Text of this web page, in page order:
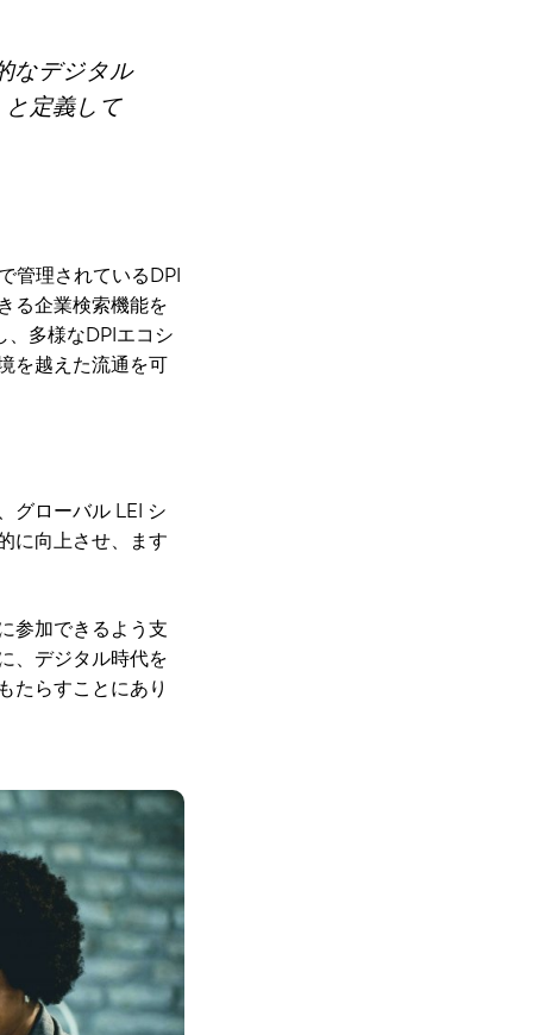
なデジタル
定義して
管理されているDPI
る企業検索機能を
、多様なDPIエコシ
を越えた流通を可
グローバル LEI シ
に向上させ、ます
参加できるよう支
、デジタル時代を
たらすことにあり